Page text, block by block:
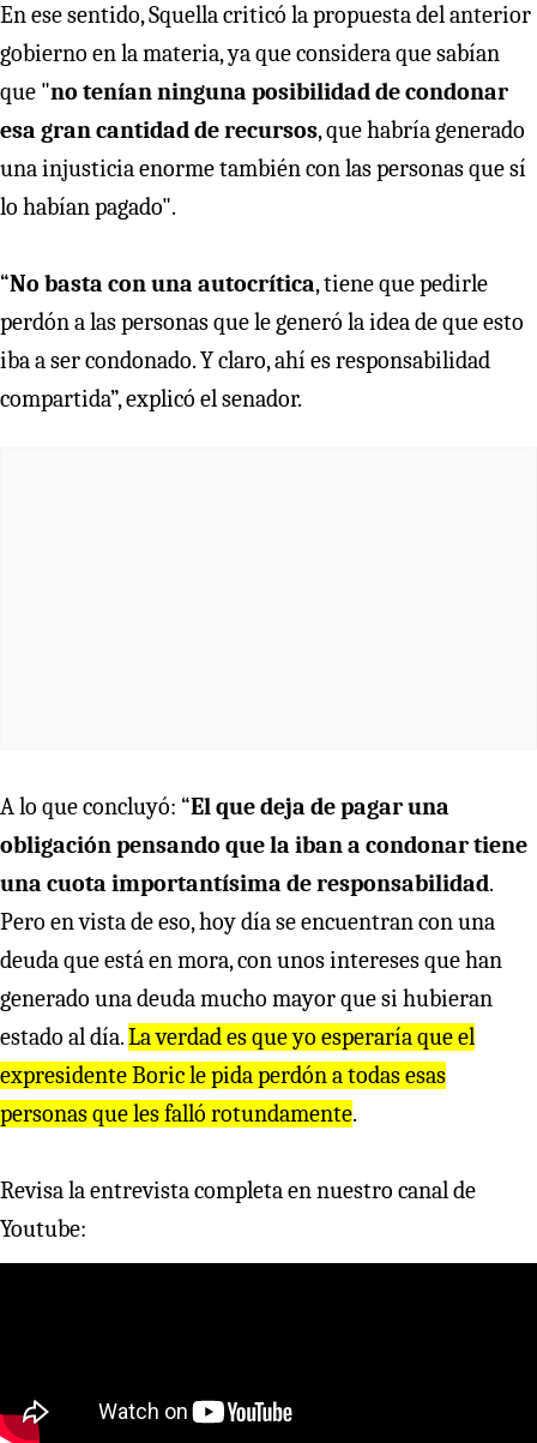
En ese sentido, Squella criticó la propuesta del anterior
gobierno en la materia, ya que considera que sabían
que "no tenían ninguna posibilidad de condonar
esa gran cantidad de recursos, que habría generado
una injusticia enorme también con las personas que sí
lo habían pagado".
“No basta con una autocrítica, tiene que pedirle
perdón a las personas que le generó la idea de que esto
iba a ser condonado. Y claro, ahí es responsabilidad
compartida”, explicó el senador.
A lo que concluyó: “El que deja de pagar una
obligación pensando que la iban a condonar tiene
una cuota importantísima de responsabilidad.
Pero en vista de eso, hoy día se encuentran con una
deuda que está en mora, con unos intereses que han
generado una deuda mucho mayor que si hubieran
estado al día.La verdad es que yo esperaría que el
expresidente Boric le pida perdón a todas esas
personas que les falló rotundamente.
Revisa la entrevista completa en nuestro canal de
Youtube: